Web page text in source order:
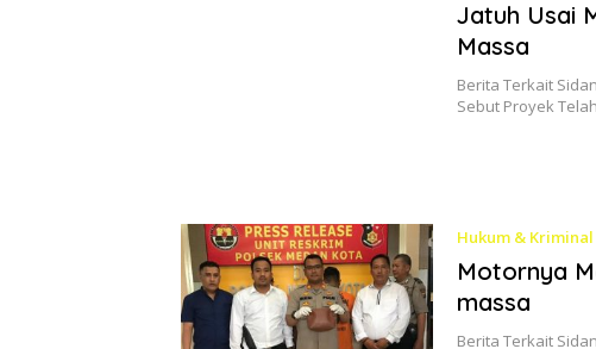
Jatuh Usai
Massa
Berita Terkait
Sebut Proyek
Hukum & Kriminal
Motornya
massa
Berita Terkait